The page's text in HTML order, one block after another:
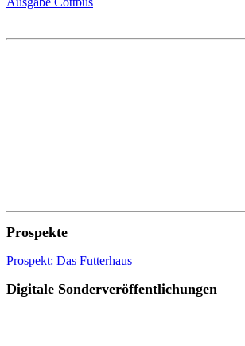
Prospekte
Prospekt: Das Futterhaus
Digitale Sonderveröffentlichungen